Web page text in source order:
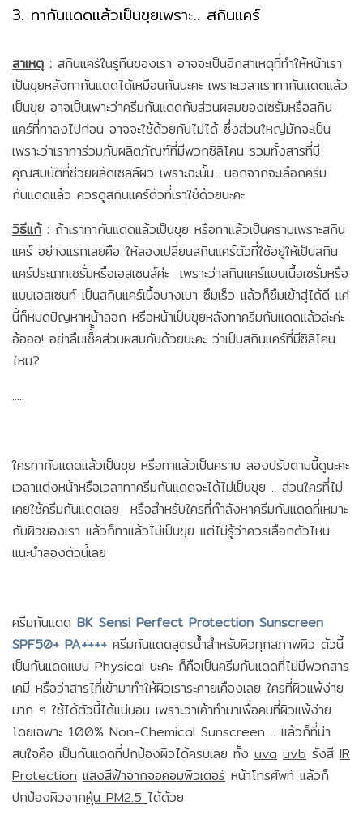
3. ทากันแดดแล้วเป็นขุยเพราะ.. สกินแคร์
สาเหตุ : สกินแคร์ในรูทีนของเรา อาจจะเป็นอีกสาเหตุที่ทำให้หน้าเรา
เป็นขุยหลังทากันแดดได้เหมือนกันนะคะ เพราะเวลาเราทากันแดดแล้ว
เป็นขุย อาจเป็นเพาะว่าครีมกันแดดกับส่วนผสมของเซรั่มหรือสกิน
แคร์ที่ทาลงไปก่อน อาจจะใช้ด้วยกันไม่ได้ ซึ่งส่วนใหญ่มักจะเป็น
เพราะว่าเราทาร่วมกับผลิตภัณฑ์ที่มีพวกซิลิโคน รวมทั้งสารที่มี
คุณสมบัติที่ช่วยผลัดเซลล์ผิว เพราะฉะนั้น.. นอกจากจะเลือกครีม
กันแดดแล้ว ควรดูสกินแคร์ตัวที่เราใช้ด้วยนะคะ
วิธีแก้: ถ้าเราทากันแดดแล้วเป็นขุย หรือทาแล้วเป็นคราบเพราะสกิน
แคร์ อย่างแรกเลยคือ ให้ลองเปลี่ยนสกินแคร์ตัวที่ใช้อยู่ให้เป็นสกิน
แคร์ประเภทเซรั่มหรือเอสเซนส์ค่ะ เพราะว่าสกินแคร์แบบเนื้อเซรั่มหรือ
แบบเอสเซนท์ เป็นสกินแคร์เนื้อบางเบา ซึมเร็ว แล้วก็ซึมเข้าสู่ได้ดี แค่
นี้ก็หมดปัญหาหน้าลอก หรือหน้าเป็นขุยหลังทาครีมกันแดดแล้วล่ะค่ะ
อ้อออ! อย่าลืมเช็้้้คส่วนผสมกันด้วยนะคะ ว่าเป็นสกินแคร์ที่มีซิลิโคน
ไหม?
.....
ใครทากันแดดแล้วเป็นขุย หรือทาแล้วเป็นคราบ ลองปรับตามนี้ดูนะคะ
เวลาแต่งหน้าหรือเวลาทาครีมกันแดดจะได้ไม่เป็นขุย .. ส่วนใครที่ไม่
เคยใช้ครีมกันแดดเลย หรือสำหรับใครที่กำลังหาครีมกันแดดที่เหมาะ
กับผิวของเรา แล้วก็ทาแล้วไม่เป็นขุย แต่ไม่รู้ว่าควรเลือกตัวไหน
แนะนำลองตัวนี้เลย
ครีมกันแดด BK Sensi Perfect Protection Sunscreen
SPF50+ PA++++ ครีมกันแดดสูตรน้ำสำหรับผิวทุกสภาพผิว ตัวนี้
เป็นกันแดดแบบ Physical นะคะ ก็คือเป็นครีมกันแดดที่ไม่มีพวกสาร
เคมี หรือว่าสารไที่เข้ามาทำให้ผิวเราระคายเคืองเลย ใครที่ผิวแพ้ง่าย
มาก ๆ ใช้ได้ตัวนี้ได้แน่นอน เพราะว่าเค้าทำมาเพื่อคนที่ผิวแพ้ง่าย
โดยเฉพาะ 100% Non-Chemical Sunscreen .. แล้วก็ที่น่า
สนใจคือ เป็นกันแดดที่ปกป้องผิวได้ครบเลย ทั้ง uva uvb รังสี IR
Protection แสงสีฟ้าจากจอคอมพิวเตอร์หน้าโทรศัพท์ แล้วก็
ปกป้องผิวจากฝุ่น PM2.5ได้ด้วย